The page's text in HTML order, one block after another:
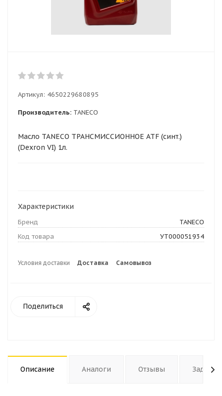
Артикул: 4650229680895
Производитель: TANECO
Масло TANECO ТРАНСМИССИОННОЕ ATF (синт.)
(Dexron VI) 1л.
Характеристики
Бренд
TANECO
Код товара
УТ000051934
Условия доставки Доставка Самовывоз
Поделиться
Описание Аналоги Отзывы Задать